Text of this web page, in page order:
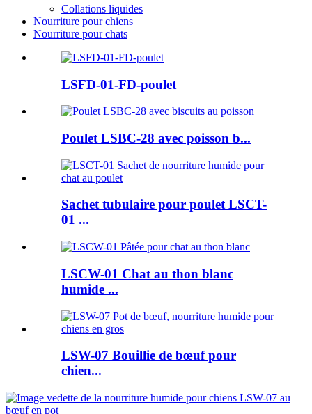
Collations liquides
Nourriture pour chiens
Nourriture pour chats
LSFD-01-FD-poulet
Poulet LSBC-28 avec poisson b...
Sachet tubulaire pour poulet LSCT-
01 ...
LSCW-01 Chat au thon blanc
humide ...
LSW-07 Bouillie de bœuf pour
chien...